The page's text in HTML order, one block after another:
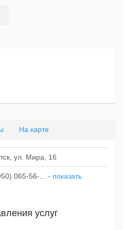
На карте
ул. Мира, 16
065-56-... - показать
услуг